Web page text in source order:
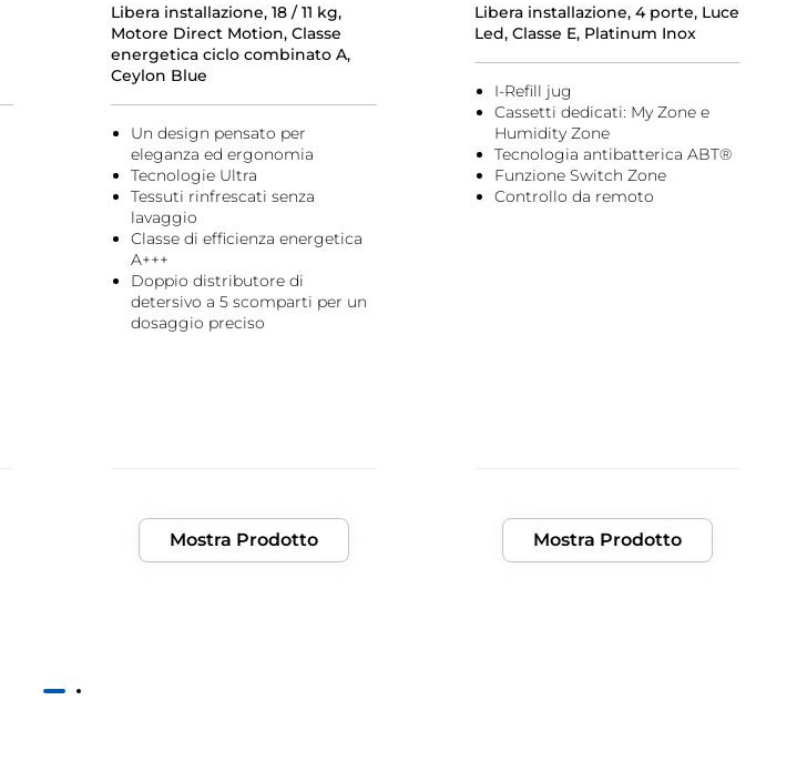
Libera installazione, 18 / 11 kg,
Motore Direct Motion, Classe
energetica ciclo combinato A,
Ceylon Blue
Un design pensato per
eleganza ed ergonomia
Tecnologie Ultra
Tessuti rinfrescati senza
lavaggio
Classe di efficienza energetica
A+++
Doppio distributore di
detersivo a 5 scomparti per un
dosaggio preciso
Mostra Prodotto
Libera installazione, 4 porte, Luce
Led, Classe E, Platinum Inox
I-Refill jug
Cassetti dedicati: My Zone e
Humidity Zone
Tecnologia antibatterica ABT®
Funzione Switch Zone
Controllo da remoto
Mostra Prodotto
1 2